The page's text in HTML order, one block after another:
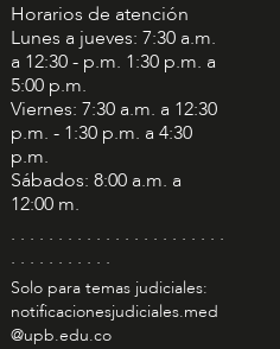
Horarios de atención
Lunes a jueves: 7:30 a.m.
a 12:30 - p.m. 1:30 p.m. a
5:00 p.m.
Viernes: 7:30 a.m. a 12:30
p.m. - 1:30 p.m. a 4:30
p.m.
Sábados: 8:00 a.m. a
12:00 m.
. . . . . . . . . . . . . . . . . . . . . . .
. . . . . . . . . . .
Solo para temas judiciales:
notificacionesjudiciales.med
@upb.edu.co